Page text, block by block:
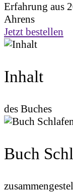
Erfahrung aus
Ahrens
Jetzt bestellen
Inhalt
des Buches
Buch